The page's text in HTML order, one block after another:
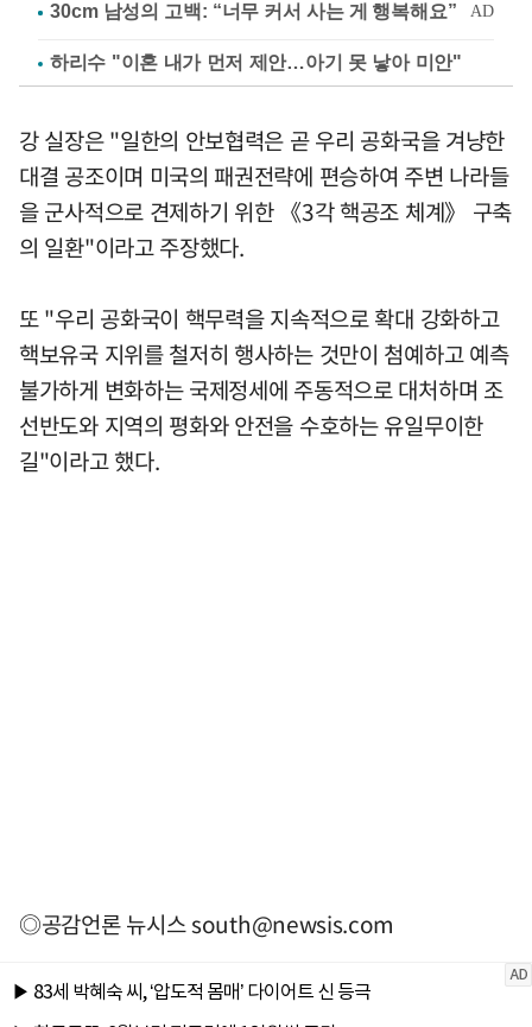
하리수 "이혼 내가 먼저 제안…아기 못 낳아 미안"
강 실장은 "일한의 안보협력은 곧 우리 공화국을 겨냥한
대결 공조이며 미국의 패권전략에 편승하여 주변 나라들
을 군사적으로 견제하기 위한 《3각 핵공조 체계》 구축
의 일환"이라고 주장했다.
또 "우리 공화국이 핵무력을 지속적으로 확대 강화하고
핵보유국 지위를 철저히 행사하는 것만이 첨예하고 예측
불가하게 변화하는 국제정세에 주동적으로 대처하며 조
선반도와 지역의 평화와 안전을 수호하는 유일무이한
길"이라고 했다.
◎공감언론 뉴시스south@newsis.com